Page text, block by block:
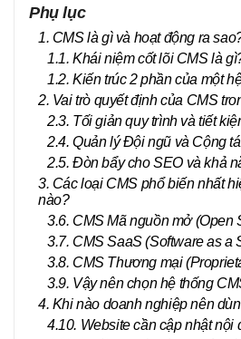
Phụ lục
1. CMS là gì và hoạt động ra
1.1. Khái niệm cốt lõi CMS là
1.2. Kiến trúc 2 phần của một
2. Vai trò quyết định của CMS
2.3. Tối giản quy trình và tiết
2.4. Quản lý Đội ngũ và Cộng
2.5. Đòn bẩy cho SEO và khả
3. Các loại CMS phổ biến nhất
nào?
3.6. CMS Mã nguồn mở (Open
3.7. CMS SaaS (Software as a
3.8. CMS Thương mại
3.9. Vậy nên chọn hệ thống
4. Khi nào doanh nghiệp nên
4.10. Website cần cập nhật nội